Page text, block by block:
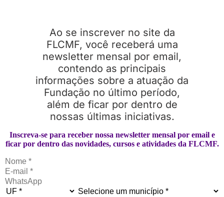
Inscreva-se para receber nossa newsletter mensal por email e
ficar por dentro das novidades, cursos e atividades da FLCMF.
Ao se inscrever no site da
FLCMF, você receberá uma
newsletter mensal por email,
contendo as principais
informações sobre a atuação da
Fundação no último período,
além de ficar por dentro de
nossas últimas iniciativas.